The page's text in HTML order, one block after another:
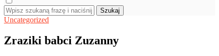
Szukaj
Uncategorized
Zraziki babci Zuzanny